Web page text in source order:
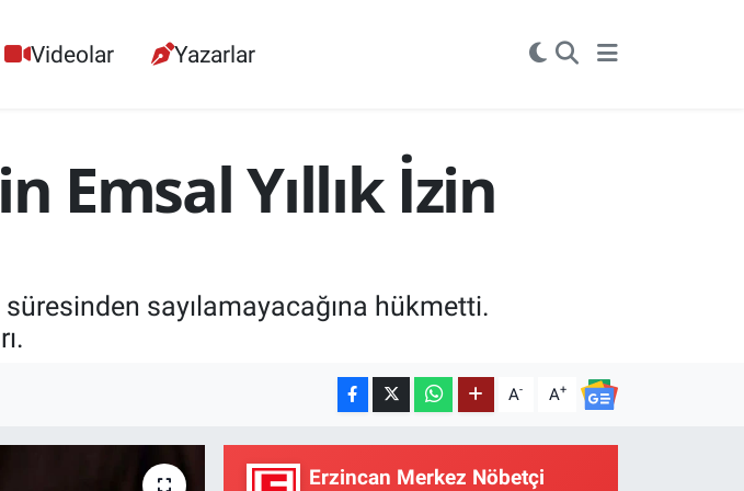
Videolar Yazarlar
Emsal Yıllık İzin
sayılamayacağına hükmetti.
A- A+
Erzincan Merkez Nöbetçi